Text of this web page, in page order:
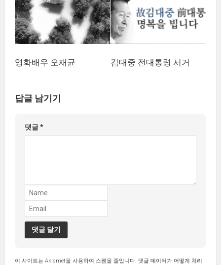
영화배우 오재균 김대중 전대통령 서거
답글 남기기
댓글*
이 사이트는 Akismet을 사용하여 스팸을 줄입니다. 댓글 데이터가 어떻게 처리